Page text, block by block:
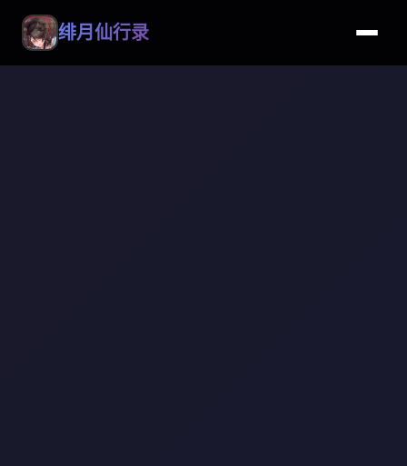
绯月仙行录